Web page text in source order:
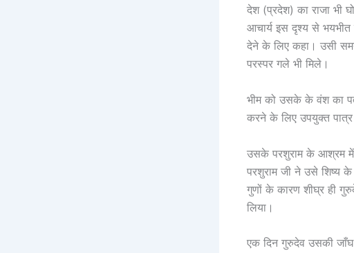
देश (प्रदेश) का राजा भी
आचार्य इस दृश्य से
देने के लिए कहा। उसी
परस्पर गले भी मिले।
भीम को उसके के वंश का
करने के लिए उपयुक्त
उसके परशुराम के आश्रम में
परशुराम जी ने उसे शिष्य
गुणों के कारण शीघ्र ही
लिया।
एक दिन गुरुदेव उसकी